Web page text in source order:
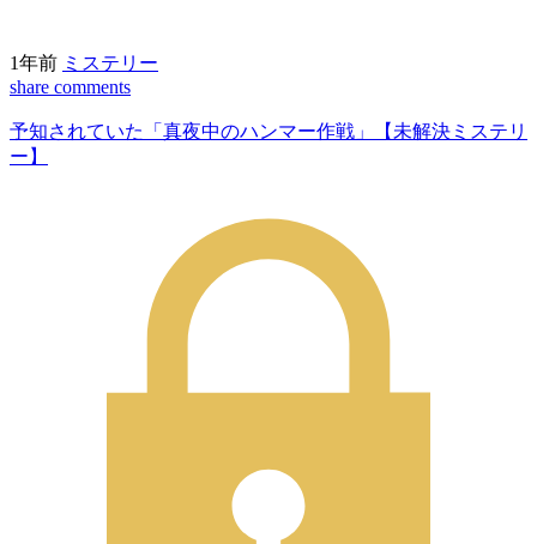
1年前 ミステリー
share comments
予知されていた「真夜中のハンマー作戦」【未解決ミステリ
ー】